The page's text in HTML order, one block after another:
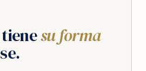
su forma